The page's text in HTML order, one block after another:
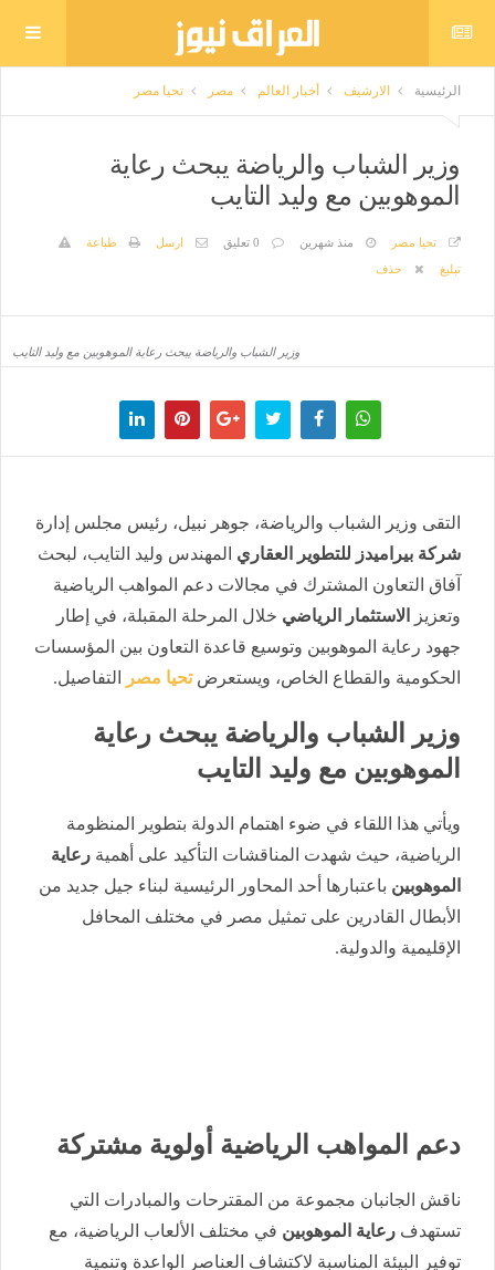
الرئيسية الارشيف أخبار العالم مصر تحيا مصر
وزير الشباب والرياضة يبحث رعاية
الموهوبين مع وليد التايب
تحيا مصر منذ شهرين 0 تعليق ارسل
طباعة
تبليغ
حذف
وزير الشباب والرياضة يبحث رعاية الموهوبين مع وليد التايب
التقى وزير الشباب والرياضة، جوهر نبيل، رئيس مجلس إدارة
شركة بيراميدز للتطوير العقاري المهندس وليد التايب، لبحث
آفاق التعاون المشترك في مجالات دعم المواهب الرياضية
وتعزيز
الاستثمار الرياضي خلال المرحلة المقبلة، في إطار
جهود رعاية الموهوبين وتوسيع قاعدة التعاون بين المؤسسات
الحكومية والقطاع الخاص، ويستعرضتحيا مصر التفاصيل.
وزير الشباب والرياضة يبحث رعاية
الموهوبين مع وليد التايب
ويأتي هذا اللقاء في ضوء اهتمام الدولة بتطوير المنظومة
الرياضية، حيث شهدت المناقشات التأكيد على أهمية رعاية
الموهوبين باعتبارها أحد المحاور الرئيسية لبناء جيل جديد من
الأبطال القادرين على تمثيل مصر في مختلف المحافل
الإقليمية والدولية.
دعم المواهب الرياضية أولوية مشتركة
ناقش الجانبان مجموعة من المقترحات والمبادرات التي
تستهدف رعاية الموهوبين في مختلف الألعاب الرياضية، مع
توفير البيئة المناسبة لاكتشاف العناصر الواعدة وتنمية